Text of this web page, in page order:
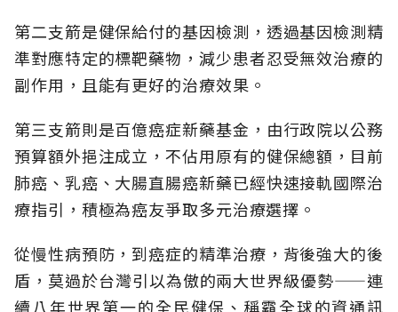
第二支箭是健保給付的基因檢測，透過基因檢測精
準對應特定的標靶藥物，減少患者忍受無效治療的
副作用，且能有更好的治療效果。
第三支箭則是百億癌症新藥基金，由行政院以公務
預算額外挹注成立，不佔用原有的健保總額，目前
肺癌、乳癌、大腸直腸癌新藥已經快速接軌國際治
療指引，積極為癌友爭取多元治療選擇。
從慢性病預防，到癌症的精準治療，背後強大的後
盾，莫過於台灣引以為傲的兩大世界級優勢——連
續八年世界第一的全民健保、稱霸全球的資通訊